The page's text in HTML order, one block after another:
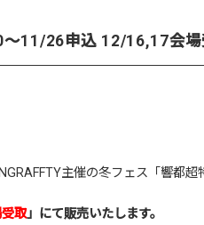
11/26申込 12/16,17会場
主催の冬フェス「 響都超
取」にて販売いたします。